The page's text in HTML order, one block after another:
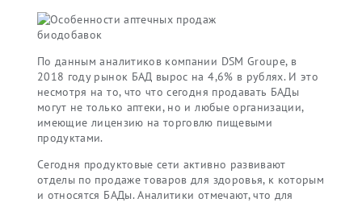
По данным аналитиков компании DSM Groupe, в
2018 году рынок БАД вырос на 4,6% в рублях. И это
несмотря на то, что что сегодня продавать БАДы
могут не только аптеки, но и любые организации,
имеющие лицензию на торговлю пищевыми
продуктами.
Сегодня продуктовые сети активно развивают
отделы по продаже товаров для здоровья, к которым
и относятся БАДы. Аналитики отмечают, что для